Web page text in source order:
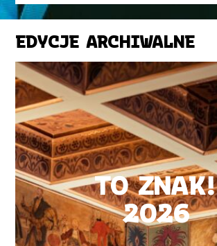
EDYCJE ARCHIWALNE
TO ZNAK!
2026